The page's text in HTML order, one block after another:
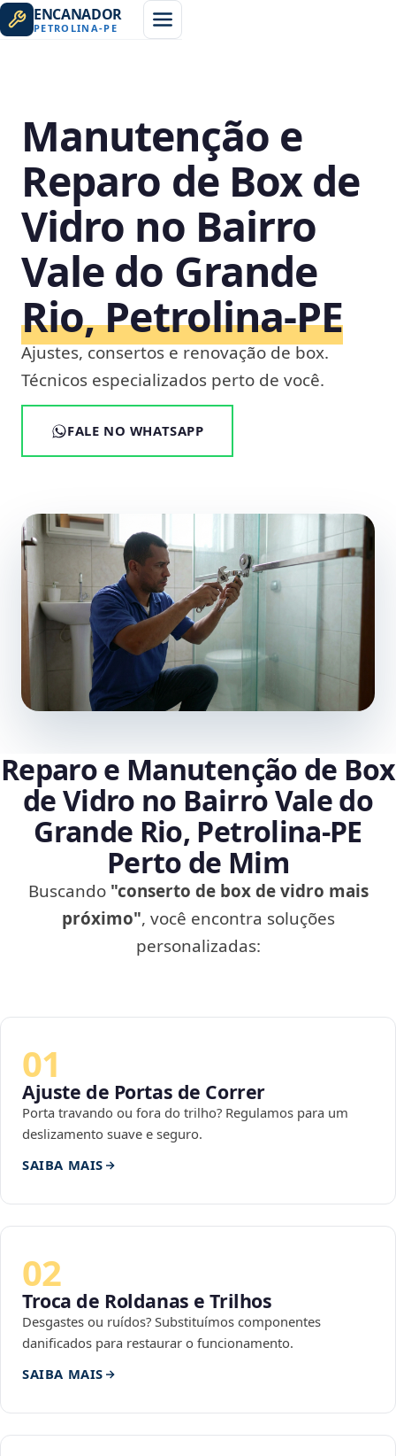
ENCANADOR
PETROLINA-PE
Manutenção e
Reparo de Box de
Vidro no Bairro
Vale do Grande
Rio, Petrolina‑PE
Ajustes, consertos e renovação de box.
Técnicos especializados perto de você.
FALE NO WHATSAPP
Reparo e Manutenção de Box
de Vidro no Bairro Vale do
Grande Rio, Petrolina‑PE
Perto de Mim
Buscando "conserto de box de vidro mais
próximo", você encontra soluções
personalizadas:
01
Ajuste de Portas de Correr
Porta travando ou fora do trilho? Regulamos para um
deslizamento suave e seguro.
SAIBA MAIS
02
Troca de Roldanas e Trilhos
Desgastes ou ruídos? Substituímos componentes
danificados para restaurar o funcionamento.
SAIBA MAIS